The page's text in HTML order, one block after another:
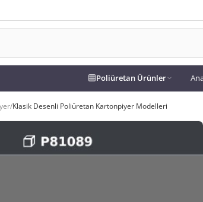
Poliüretan Ürünler
/Klasik Desenli Poliüretan Kartonpiyer Modelleri